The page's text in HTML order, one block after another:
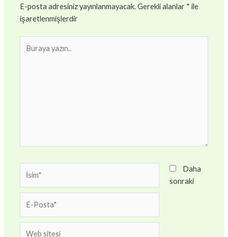
E-posta adresiniz yayınlanmayacak.Gerekli alanlar * ile
işaretlenmişlerdir
yazın..
Posta*
Daha
sonraki